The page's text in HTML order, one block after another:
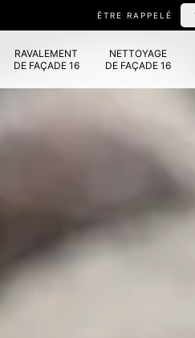
ÊTRE RAPPELÉ
RAVALEMENT
DE FAÇADE 16
NETTOYAGE
DE FAÇADE 16